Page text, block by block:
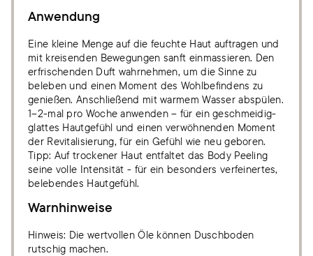
Anwendung
Eine kleine Menge auf die feuchte Haut auftragen und
mit kreisenden Bewegungen sanft einmassieren. Den
erfrischenden Duft wahrnehmen, um die Sinne zu
beleben und einen Moment des Wohlbefindens zu
genießen. Anschließend mit warmem Wasser abspülen.
1–2-mal pro Woche anwenden – für ein geschmeidig-
glattes Hautgefühl und einen verwöhnenden Moment
der Revitalisierung, für ein Gefühl wie neu geboren.
Tipp: Auf trockener Haut entfaltet das Body Peeling
seine volle Intensität - für ein besonders verfeinertes,
belebendes Hautgefühl.
Warnhinweise
Hinweis: Die wertvollen Öle können Duschboden
rutschig machen.